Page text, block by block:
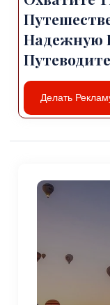
Надежную
Делать